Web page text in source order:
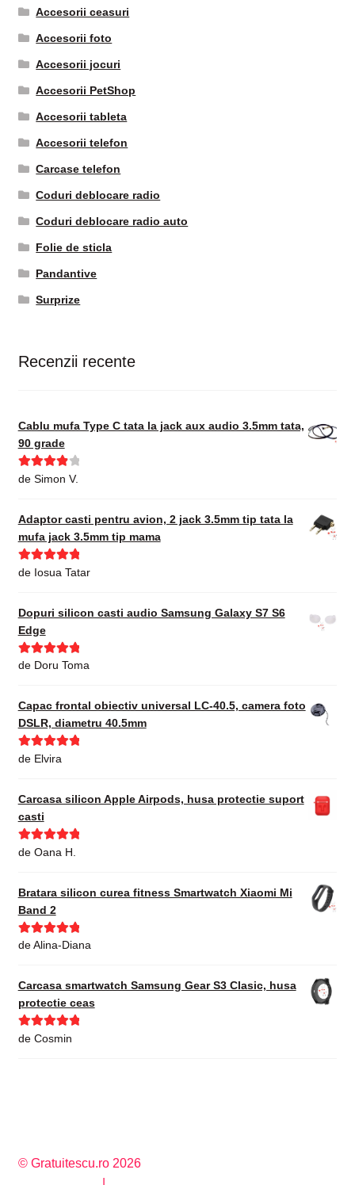
Accesorii ceasuri
Accesorii foto
Accesorii jocuri
Accesorii PetShop
Accesorii tableta
Accesorii telefon
Carcase telefon
Coduri deblocare radio
Coduri deblocare radio auto
Folie de sticla
Pandantive
Surprize
Recenzii recente
Cablu mufa Type C tata la jack aux audio 3.5mm tata,
90 grade
Evaluat la
de Simon V.
Adaptor casti pentru avion, 2 jack 3.5mm tip tata la
mufa jack 3.5mm tip mama
Evaluat la5
de Iosua Tatar
Dopuri silicon casti audio Samsung Galaxy S7 S6
Edge
Evaluat la5
de Doru Toma
Capac frontal obiectiv universal LC-40.5, camera foto
DSLR, diametru 40.5mm
Evaluat la
de Elvira
Carcasa silicon Apple Airpods, husa protectie suport
casti
Evaluat la5
de Oana H.
Bratara silicon curea fitness Smartwatch Xiaomi Mi
Band 2
Evaluat la5
de Alina-Diana
Carcasa smartwatch Samsung Gear S3 Clasic, husa
protectie ceas
Evaluat la5
de Cosmin
© Gratuitescu.ro 2026